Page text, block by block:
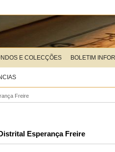
E COLECÇÕES BOLETIM
Freire
Esperança Freire